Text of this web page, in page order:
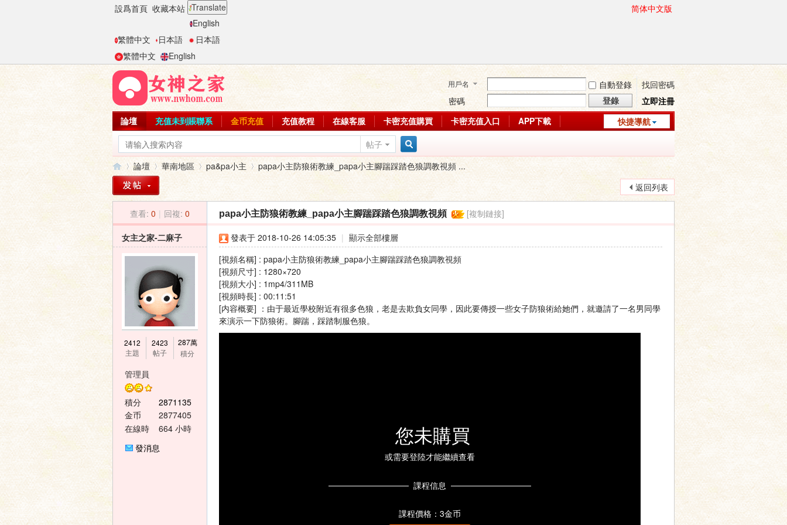
設爲首頁 收藏本站 Translate
English
繁體中文
日本語
日本語
繁體中文
English
简体中文版
用戶名 自動登錄
找回密碼
密碼
登錄
立即注冊
快捷導航
論壇 充值未到賬聯系 金币充值 充值教程 在線客服 卡密充值購買 卡密充值入口
APP下載
帖子
搜
索
論壇
›
華南地區 pa&pa小主
›
papa小主防狼術教練_papa小主腳踹踩踏色狼調教視頻 ...
返回列表
查看: 0 | 回複: 0 papa小主防狼術教練_papa小主腳踹踩踏色狼調教視頻 [複制鏈接]
女主之家-二麻子
2412
主題
2423
帖子
287萬
積分
管理員
積分
2871135
金币
2877405
在線時
664 小時
發消息
發表于 2018-10-26 14:05:35 | 顯示全部樓層
[視頻名稱] : papa小主防狼術教練_papa小主腳踹踩踏色狼調教視頻
[視頻尺寸] : 1280×720
[視頻大小] : 1mp4/311MB
[視頻時長] : 00:11:51
[内容概要] ：由于最近學校附近有很多色狼，老是去欺負女同學，因此要傳授一些女子防狼術給她們，就邀請了一名男同學
來演示一下防狼術。腳踹，踩踏制服色狼。
您未購買
或需要登陸才能繼續查看
課程信息
課程價格：3金币